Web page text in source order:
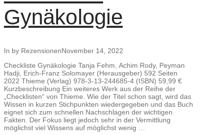
Gynäkologie
In by RezensionenNovember 14, 2022
Checkliste Gynäkologie Tanja Fehm, Achim Rody, Peyman
Hadji, Erich-Franz Solomayer (Herausgeber) 592 Seiten
2022 Thieme (Verlag) 978-3-13-244685-4 (ISBN) 59,99 €
Kurzbeschreibung Ein weiteres Werk aus der Reihe der
„Checklisten“ von Thieme. Wie der Titel schon sagt, wird das
Wissen in kurzen Stichpunkten wiedergegeben und das Buch
eignet sich zum schnellen Nachschlagen der wichtigen
Fakten. Der Fokus liegt jedoch sehr in der Vermittlung
möglichst viel Wissens auf möglichst wenig …